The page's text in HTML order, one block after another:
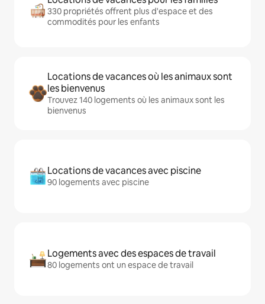
330 propriétés offrent plus d'espace et des
commodités pour les enfants
Locations de vacances où les animaux sont
les bienvenus
Trouvez 140 logements où les animaux sont les
bienvenus
Locations de vacances avec piscine
90 logements avec piscine
Logements avec des espaces de travail
80 logements ont un espace de travail